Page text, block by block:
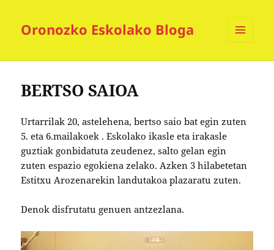
Oronozko Eskolako Bloga
BERTSO SAIOA
Urtarrilak 20, astelehena, bertso saio bat egin zuten
5. eta 6.mailakoek . Eskolako ikasle eta irakasle
guztiak gonbidatuta zeudenez, salto gelan egin
zuten espazio egokiena zelako. Azken 3 hilabetetan
Estitxu Arozenarekin landutakoa plazaratu zuten.
Denok disfrutatu genuen antzezlana.